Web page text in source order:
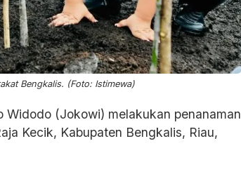
Bengkalis. (Foto: Istimewa)
Widodo (Jokowi) melakukan penanaman
Kecik, Kabupaten Bengkalis, Riau,